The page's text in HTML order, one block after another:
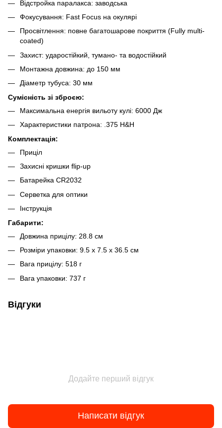
Відстройка паралакса: заводська
Фокусування: Fast Focus на окулярі
Просвітлення: повне багатошарове покриття (Fully multi-
coated)
Захист: ударостійкий, тумано- та водостійкий
Монтажна довжина: до 150 мм
Діаметр тубуса: 30 мм
Сумісність зі зброєю:
Максимальна енергія вильоту кулі: 6000 Дж
Характеристики патрона: .375 H&H
Комплектація:
Приціл
Захисні кришки flip-up
Батарейка СR2032
Серветка для оптики
Інструкція
Габарити:
Довжина прицілу: 28.8 см
Розміри упаковки: 9.5 x 7.5 x 36.5 см
Вага прицілу: 518 г
Вага упаковки: 737 г
Відгуки
Додайте перший відгук
Написати відгук